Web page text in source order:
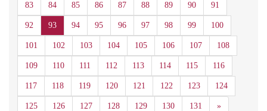
83 84 85 86 87 88 89 90 91
92 93 94 95 96 97 98 99 100
101 102 103 104 105 106 107 108
109 110 111 112 113 114 115 116
117 118 119 120 121 122 123 124
125 126 127 128 129 130 131 »Siguiente